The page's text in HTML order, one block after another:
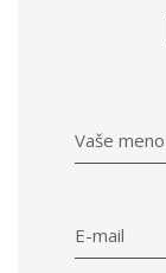
Vaše meno
E-mail